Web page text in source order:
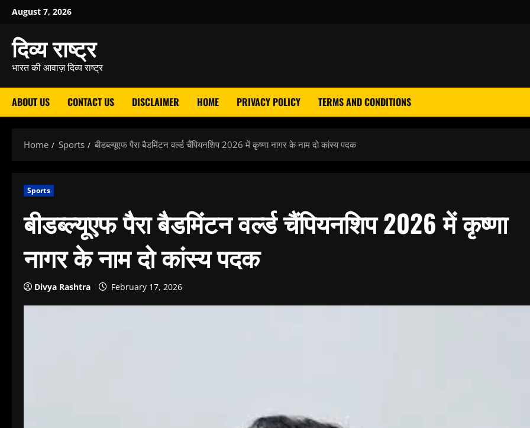
Skip
content
August 7, 2026
दिव्य राष्ट्र
भारत की आवाज़ दिव्य राष्ट्र
ABOUT US CONTACT US DISCLAIMER HOME PRIVACY POLICY TERMS AND CONDITIONS
Home Sports बीडब्ल्यूएफ पैरा बैडमिंटन वर्ल्ड चैंपियनशिप 2026 में कृष्णा नागर के नाम दो कांस्य पदक
Sports
बीडब्ल्यूएफ पैरा बैडमिंटन वर्ल्ड चैंपियनशिप 2026 में कृष्णा
नागर के नाम दो कांस्य पदक
Divya Rashtra February 17, 2026